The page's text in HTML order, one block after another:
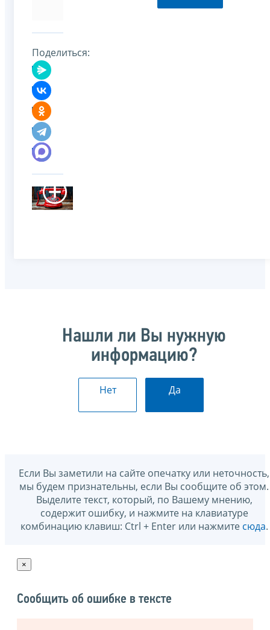
Поделиться:
Нашли ли Вы нужную
информацию?
Нет Да
Если Вы заметили на сайте опечатку или неточность,
мы будем признательны, если Вы сообщите об этом.
Выделите текст, который, по Вашему мнению,
содержит ошибку, и нажмите на клавиатуре
комбинацию клавиш: Ctrl + Enter или нажмите сюда.
×
Сообщить об ошибке в тексте